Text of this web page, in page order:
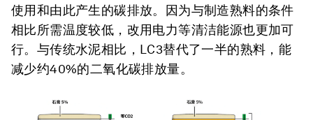
使用和由此产生的碳排放。因为与制造熟料的条件
相比所需温度较低，改用电力等清洁能源也更加可
行。与传统水泥相比，LC3替代了一半的熟料，能
减少约40%的二氧化碳排放量。